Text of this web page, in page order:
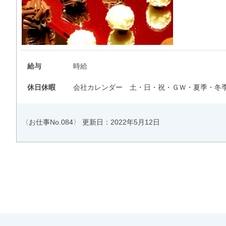
給与 時給
休日休暇 会社カレンダー 土・日・祝・ＧＷ・夏季・冬
〈お仕事No.084〉 更新日：2022年5月12日